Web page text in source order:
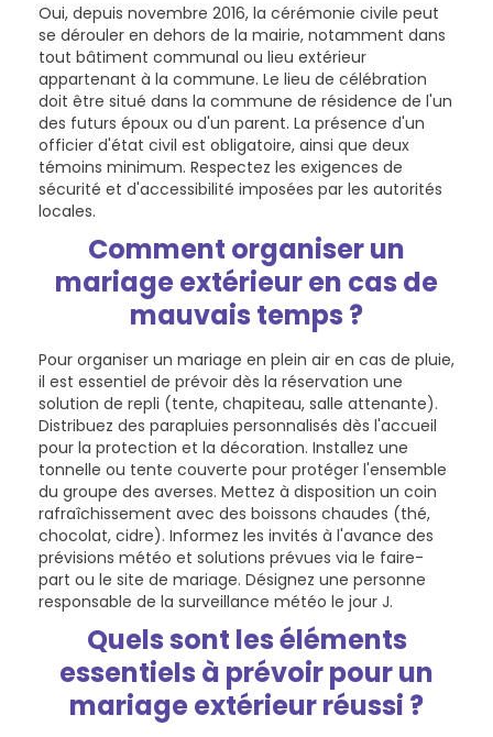
Oui, depuis novembre 2016, la cérémonie civile peut
se dérouler en dehors de la mairie, notamment dans
tout bâtiment communal ou lieu extérieur
appartenant à la commune. Le lieu de célébration
doit être situé dans la commune de résidence de l'un
des futurs époux ou d'un parent. La présence d'un
officier d'état civil est obligatoire, ainsi que deux
témoins minimum. Respectez les exigences de
sécurité et d'accessibilité imposées par les autorités
locales.
Comment organiser un
mariage extérieur en cas de
mauvais temps ?
Pour organiser un mariage en plein air en cas de pluie,
il est essentiel de prévoir dès la réservation une
solution de repli (tente, chapiteau, salle attenante).
Distribuez des parapluies personnalisés dès l'accueil
pour la protection et la décoration. Installez une
tonnelle ou tente couverte pour protéger l'ensemble
du groupe des averses. Mettez à disposition un coin
rafraîchissement avec des boissons chaudes (thé,
chocolat, cidre). Informez les invités à l'avance des
prévisions météo et solutions prévues via le faire-
part ou le site de mariage. Désignez une personne
responsable de la surveillance météo le jour J.
Quels sont les éléments
essentiels à prévoir pour un
mariage extérieur réussi ?